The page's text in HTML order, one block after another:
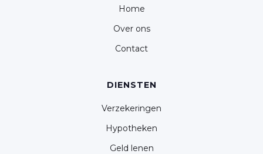
Home
Over ons
Contact
DIENSTEN
Verzekeringen
Hypotheken
Geld lenen